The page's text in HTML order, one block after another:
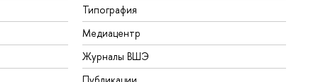
Типография
Медиацентр
Журналы ВШЭ